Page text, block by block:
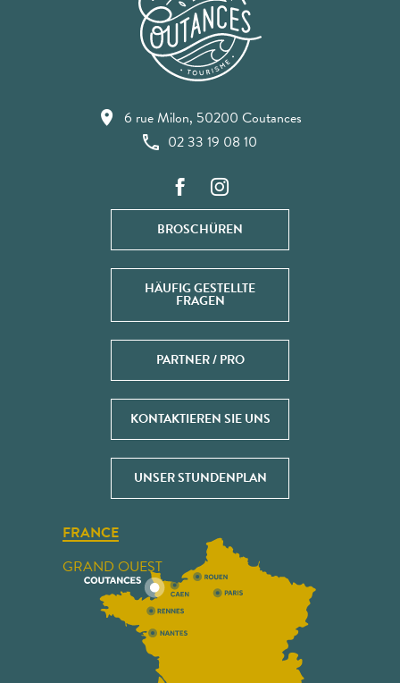
6 rue Milon, 50200 Coutances
02 33 19 08 10
BROSCHÜREN
HÄUFIG GESTELLTE
FRAGEN
PARTNER / PRO
KONTAKTIEREN SIE UNS
UNSER STUNDENPLAN
FRANCE
GRAND OUEST